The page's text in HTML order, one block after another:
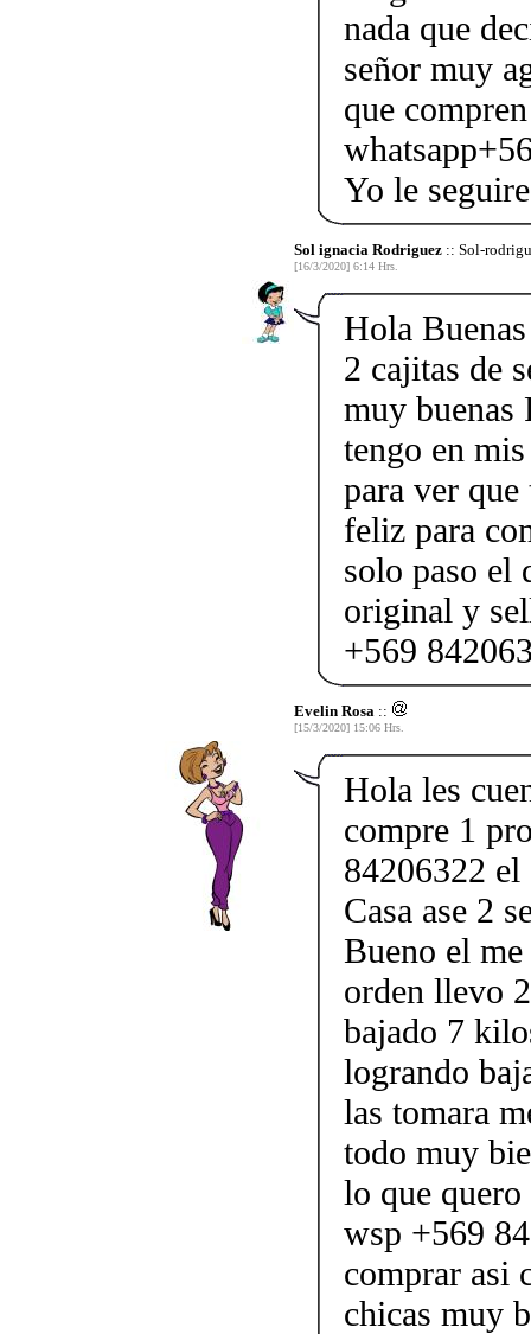
nada que
señor muy
que
Yo le
Sol ignacia Rodriguez:: Sol-
[16/3/2020] 6:14 Hrs.
Hola
2 cajitas de
muy buenas
tengo en
para ver
feliz para
solo paso el
original y
+569
Evelin Rosa ::
[15/3/2020] 15:06 Hrs.
Hola les
compre 1
84206322
Casa ase 2
Bueno el
orden llevo
bajado 7
logrando
las tomara
todo muy
lo que
wsp +569
comprar asi
chicas muy